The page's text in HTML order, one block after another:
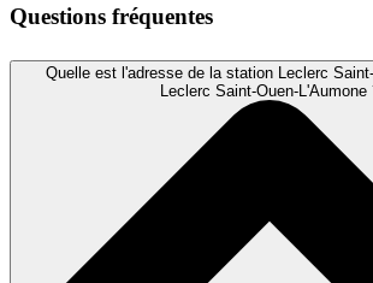
Questions fréquentes
Quelle est l'adresse de la station Leclerc
Leclerc Saint-Ouen-L'Aumone